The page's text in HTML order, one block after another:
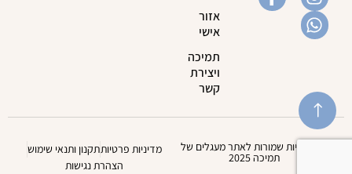
אזור
אישי
תמיכה
ויצירת
קשר
כל הזכויות שמורות לאתר מעגלים של
תמיכה 2025
מדיניות פרטיותתקנון ותנאי שימוש
הצהרת נגישות